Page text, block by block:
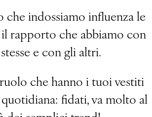
che indossiamo influenza le
rapporto che abbiamo con
e con gli altri.
che hanno i tuoi vestiti
fidati, va molto al